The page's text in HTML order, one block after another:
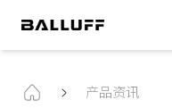
产品资讯